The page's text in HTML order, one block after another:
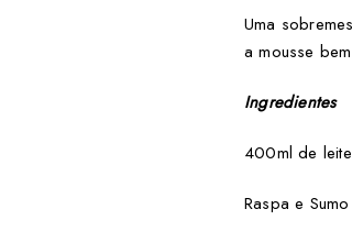
Uma
a mousse
Ingredientes
400ml de
Raspa e